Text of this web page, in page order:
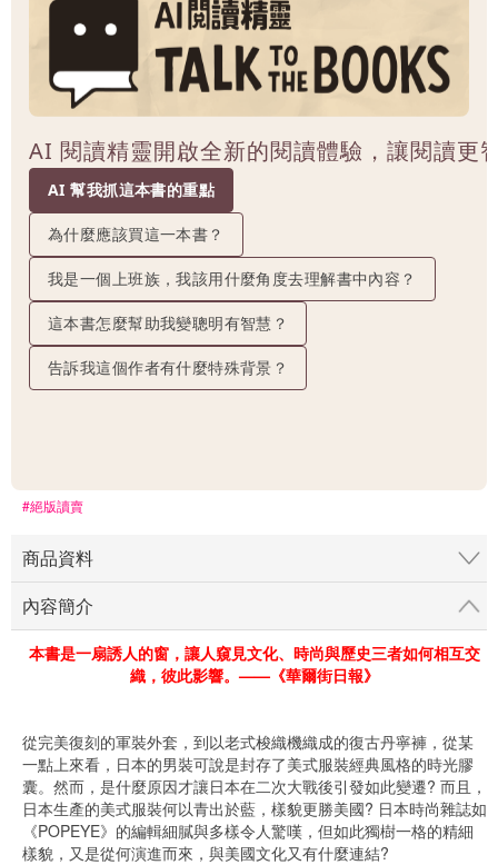
AI 閱讀精靈開啟全新的閱讀體驗，讓閱讀更
AI 幫我抓這本書的重點
為什麼應該買這一本書？
我是一個上班族，我該用什麼角度去理解書中內容？
這本書怎麼幫助我變聰明有智慧？
告訴我這個作者有什麼特殊背景？
#絕版讀賣
商品資料
內容簡介
本書是一扇誘人的窗，讓人窺見文化、時尚與歷史三者如何相互交
織，彼此影響。——《華爾街日報》
從完美復刻的軍裝外套，到以老式梭織機織成的復古丹寧褲，從某
一點上來看，日本的男裝可說是封存了美式服裝經典風格的時光膠
囊。然而，是什麼原因才讓日本在二次大戰後引發如此變遷? 而且，
日本生產的美式服裝何以青出於藍，樣貌更勝美國? 日本時尚雜誌如
《POPEYE》的編輯細膩與多樣令人驚嘆，但如此獨樹一格的精細
樣貌，又是從何演進而來，與美國文化又有什麼連結?